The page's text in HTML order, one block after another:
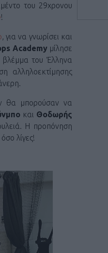
του 29χρονου
!
, για να γνωρίσει και
Academyμίλησε
βλέμμα του Έλληνα
αλληλοεκτίμησης
θα μπορούσαν να
και Θοδωρής
Η προπόνηση
λίγες!